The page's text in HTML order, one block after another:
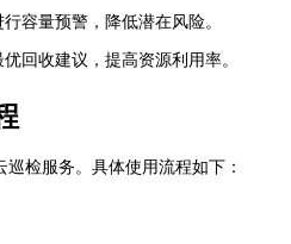
容量预警，降低潜在风险。
回收建议，提高资源利用率。
检服务。具体使用流程如下：